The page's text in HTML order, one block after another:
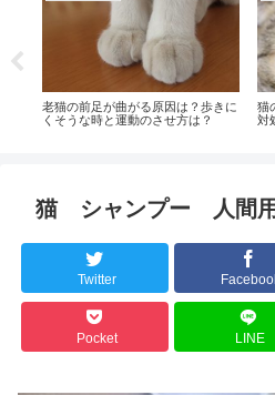
老猫の前足が曲がる原因は？歩きに
くそうな時と運動のさせ方は？
猫
対
猫 シャンプー 人間用
Twitter
Pocket LINE